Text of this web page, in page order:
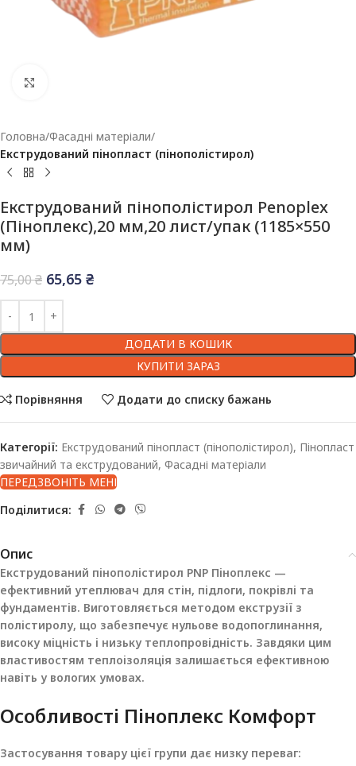
Головна Фасадні матеріали
Екструдований пінопласт (пінополістирол)
Екструдований пінополістирол Penoplex
(Піноплекс),20 мм,20 лист/упак (1185×550
мм)
75,00₴ 65,65 ₴
ДОДАТИ В КОШИК
КУПИТИ ЗАРАЗ
Порівняння Додати до списку бажань
Категорії: Екструдований пінопласт (пінополістирол), Пінопласт
звичайний та екструдований, Фасадні матеріали
ПЕРЕДЗВОНІТЬ МЕНІ
Поділитися:
Опис
Екструдований пінополістирол PNP Піноплекс —
ефективний утеплювач для стін, підлоги, покрівлі та
фундаментів. Виготовляється методом екструзії з
полістиролу, що забезпечує нульове водопоглинання,
високу міцність і низьку теплопровідність. Завдяки цим
властивостям теплоізоляція залишається ефективною
навіть у вологих умовах.
Особливості Піноплекс Комфорт
Застосування товару цієї групи дає низку переваг: